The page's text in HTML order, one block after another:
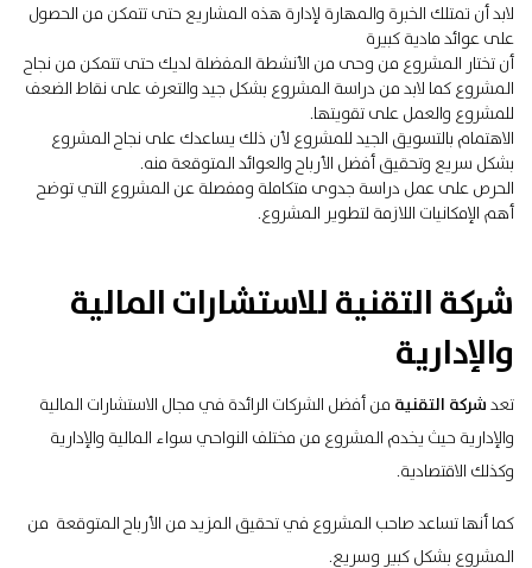
لابد أن تمتلك الخبرة والمهارة لإدارة هذه المشاريع حتى تتمكن من الحصول
على عوائد مادية كبيرة
أن تختار المشروع من وحى من الأنشطة المفضلة لديك حتى تتمكن من نجاح
المشروع كما لابد من دراسة المشروع بشكل جيد والتعرف على نقاط الضعف
للمشروع والعمل على تقويتها.
الاهتمام بالتسويق الجيد للمشروع لأن ذلك يساعدك على نجاح المشروع
بشكل سريع وتحقيق أفضل الأرباح والعوائد المتوقعة منه.
الحرص على عمل دراسة جدوى متكاملة ومفصلة عن المشروع التي توضح
أهم الإمكانيات اللازمة لتطوير المشروع.
شركة التقنية للاستشارات المالية
والإدارية
تعدشركة التقنية من أفضل الشركات الرائدة في مجال الاستشارات المالية
والإدارية حيث يخدم المشروع من مختلف النواحي سواء المالية والإدارية
وكذلك الاقتصادية.
كما أنها تساعد صاحب المشروع في تحقيق المزيد من الأرباح المتوقعة من
المشروع بشكل كبير وسريع.